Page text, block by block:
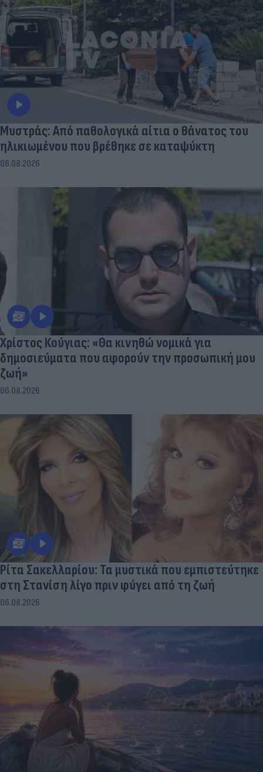
Μυστράς: Από παθολογικά αίτια ο θάνατος του
ηλικιωμένου που βρέθηκε σε καταψύκτη
06.08.2026
Χρίστος Κούγιας: «Θα κινηθώ νομικά για
δημοσιεύματα που αφορούν την προσωπική μου
ζωή»
06.08.2026
Ρίτα Σακελλαρίου: Τα μυστικά που εμπιστεύτηκε
στη Στανίση λίγο πριν φύγει από τη ζωή
06.08.2026